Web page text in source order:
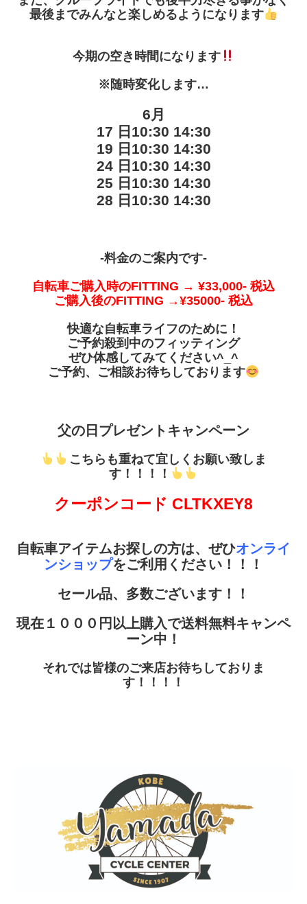
最後までみんなと楽しめるようになります
今期の空き時間になります
※随時変化します…
6月
17 日10:30 14:30
19 日10:30 14:30
24 日10:30 14:30
25 日10:30 14:30
28 日10:30 14:30
-料金のご案内です-
自転車ご購入時のFITTING → ¥33,000- 税込
ご購入後のFITTING →¥35000- 税込
快適な自転車ライフのために！
ご予約殺到中のフィッティング
ぜひ体感してみてください^_^
ご予約、ご相談お待ちしております
父の日プレゼントキャンペーン
こちらも重ねて宜しくお願い致しま
す！！！！
クーポンコード CLTKXEY8
自転車アイテムお探しの方は、ぜひオンライ
ンショップをご利用ください！！！
セール品、多数ございます！！
現在１０００円以上購入で送料無料キャンペ
ーン中！
それでは皆様のご来店お待ちしておりま
す！！！！